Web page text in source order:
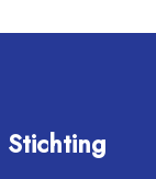
Stichting